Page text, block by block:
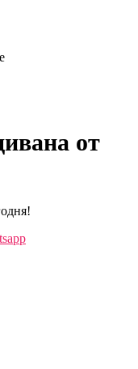
от